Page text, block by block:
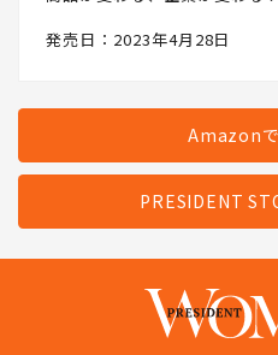
発売日：2023年4月28日
Amazon
PRESIDENT